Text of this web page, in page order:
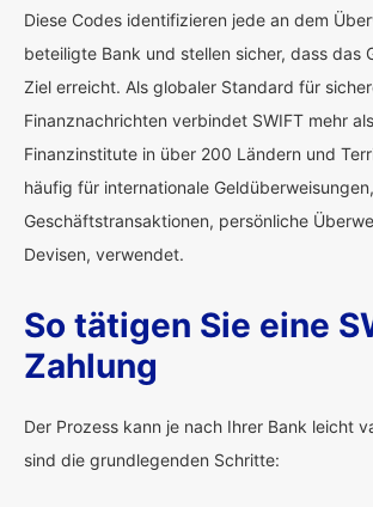
Diese Codes identifizieren jede an dem
beteiligte Bank und stellen sicher, dass das
Ziel erreicht. Als globaler Standard für
Finanznachrichten verbindet SWIFT mehr
Finanzinstitute in über 200 Ländern und
häufig für internationale
Geschäftstransaktionen, persönliche
Devisen, verwendet.
So tätigen Sie eine
Zahlung
Der Prozess kann je nach Ihrer Bank leicht
sind die grundlegenden Schritte: